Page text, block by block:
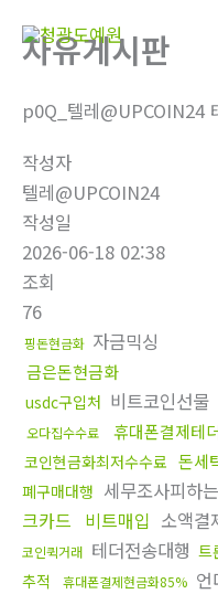
자유게시판
p0Q_텔레@UPCOIN24
작성자
텔레@UPCOIN24
작성일
2026-06-18 02:38
조회
76
핑돈현금화 자금믹싱
금은돈현금화
usdc구입처 비트코인선물
오다집수수료 휴대폰결제테
코인현금화최저수수료 돈세
폐구매대행 세무조사피하
크카드 비트매입 소액결
코인퀵거래 테더전송대행 트
추적
휴대폰결제현금화85%